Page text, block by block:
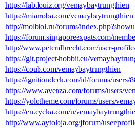
https://lab.louiz.org/vemaybaytrungthien
https://miarroba.com/vemaybaytrungthien
http://molbiol.ru/forums/
https://forum.singaporeexpats.com/
http://www.peteralbrecht.com/user-
https://git.project-hobbit.eu/
https://coub.com/vemaybaytrungthien
https://ignitiondeck.com/id/forums/users/
https://www.avenza.com/forums/users/
https://yolotheme.com/forums/users/
https://en.eyeka.com/u/
http://www.aytoloja.org/jforum/user/